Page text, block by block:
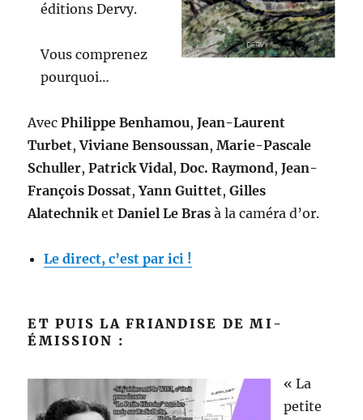
éditions Dervy.
Vous comprenez
pourquoi…
AvecPhilippe Benhamou,Jean-Laurent
Turbet,Viviane Bensoussan,Marie-Pascale
Schuller,Patrick Vidal,Doc. Raymond,Jean-
François Dossat,Yann Guittet,Gilles
AlatechniketDaniel Le Bras à la caméra d’or.
Le direct, c’est par ici !
ET PUIS LA FRIANDISE DE MI-
ÉMISSION :
« La
petite